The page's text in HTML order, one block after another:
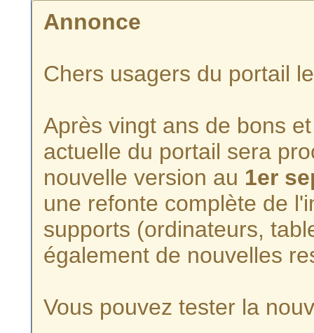
Annonce
Chers usagers du portail
Après vingt ans de bons
actuelle du portail sera
nouvelle version au 1er
une refonte complète de
supports (ordinateurs,
également de nouvelles
Vous pouvez tester la